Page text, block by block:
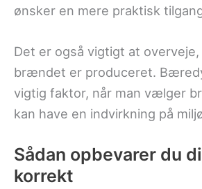
ønsker en mere praktisk
Det er også vigtigt at
brændet er produceret.
vigtig faktor, når man vælger
kan have en indvirkning på
Sådan opbevarer du
korrekt